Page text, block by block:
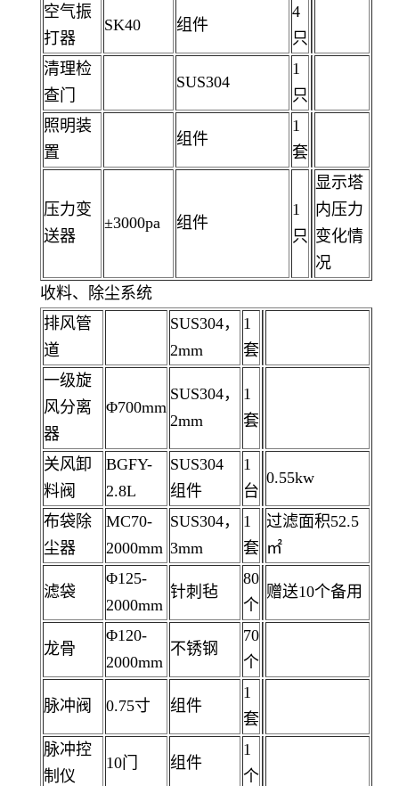
空气振
打器
SK40 组件
4
只
清理检
查门
SUS304
1
只
照明装
置
组件
1
套
压力变
送器
±3000pa 组件
1
只
显示塔
内压力
变化情
况
收料、除尘系统
排风管
道
SUS304，
2mm
1
套
一级旋
风分离
器
Φ700mm
SUS304，
2mm
1
套
关风卸
料阀
BGFY-
2.8L
SUS304
组件
1
台
0.55kw
布袋除
尘器
MC70-
2000mm
SUS304，
3mm
1
套
过滤面积52.5
㎡
滤袋
Φ125-
2000mm
针刺毡
80
个
赠送10个备用
龙骨
Φ120-
2000mm
不锈钢
70
个
脉冲阀 0.75寸 组件
1
套
脉冲控
制仪
10门 组件
1
个